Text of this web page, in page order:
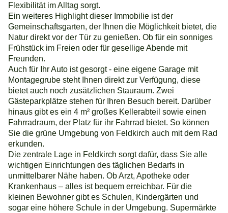
Flexibilität im Alltag sorgt.
Ein weiteres Highlight dieser Immobilie ist der
Gemeinschaftsgarten, der Ihnen die Möglichkeit bietet, die
Natur direkt vor der Tür zu genießen. Ob für ein sonniges
Frühstück im Freien oder für gesellige Abende mit
Freunden.
Auch für Ihr Auto ist gesorgt - eine eigene Garage mit
Montagegrube steht Ihnen direkt zur Verfügung, diese
bietet auch noch zusätzlichen Stauraum. Zwei
Gästeparkplätze stehen für Ihren Besuch bereit. Darüber
hinaus gibt es ein 4 m² großes Kellerabteil sowie einen
Fahrradraum, der Platz für ihr Fahrrad bietet. So können
Sie die grüne Umgebung von Feldkirch auch mit dem Rad
erkunden.
Die zentrale Lage in Feldkirch sorgt dafür, dass Sie alle
wichtigen Einrichtungen des täglichen Bedarfs in
unmittelbarer Nähe haben. Ob Arzt, Apotheke oder
Krankenhaus – alles ist bequem erreichbar. Für die
kleinen Bewohner gibt es Schulen, Kindergärten und
sogar eine höhere Schule in der Umgebung. Supermärkte